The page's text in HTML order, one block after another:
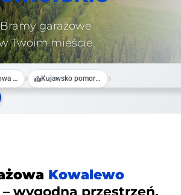
Bramy garażowe
Twoim mieście
Brama garazowa na wymiar Kujawsko pomorskie
Kowalewo
– wygodna przestrzeń,